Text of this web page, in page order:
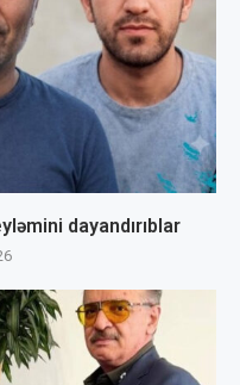
dayandırıblar